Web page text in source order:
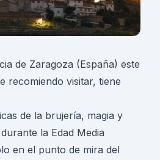
de Zaragoza (España) este
recomiendo visitar, tiene
de la brujería, magia y
la Edad Media
en el punto de mira del